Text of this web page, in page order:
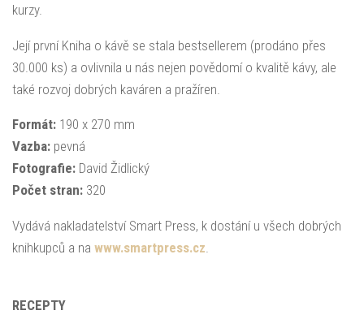
kurzy.
Její první Kniha o kávě se stala bestsellerem (prodáno přes
30.000 ks) a ovlivnila u nás nejen povědomí o kvalitě kávy, ale
také rozvoj dobrých kaváren a pražíren.
Formát: 190 x 270 mm
Vazba: pevná
Fotografie: David Židlický
Počet stran: 320
Vydává nakladatelství Smart Press, k dostání u všech dobrých
knihkupců a na www.smartpress.cz.
RECEPTY